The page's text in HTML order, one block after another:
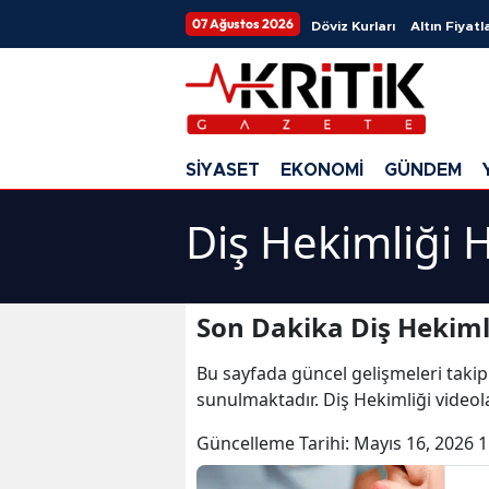
07 Ağustos 2026 Döviz Kurları Altın
SİYASET EKONOMİ GÜNDEM
Diş Hekimliği
Son Dakika Diş
Bu sayfada güncel gelişmeleri
sunulmaktadır. Diş Hekimliği
Güncelleme Tarihi: Mayıs 16, 2026